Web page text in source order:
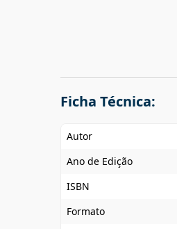
Ficha Técnica:
Autor
Ano de Edição
ISBN
Formato